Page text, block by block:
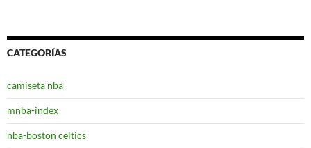
CATEGORÍAS
camiseta nba
mnba-index
nba-boston celtics